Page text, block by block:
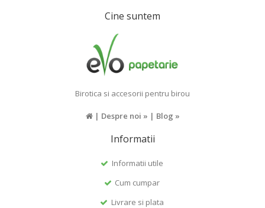
Cine suntem
Birotica si accesorii pentru birou
| Despre noi » | Blog »
Informatii
Informatii utile
Cum cumpar
Livrare si plata